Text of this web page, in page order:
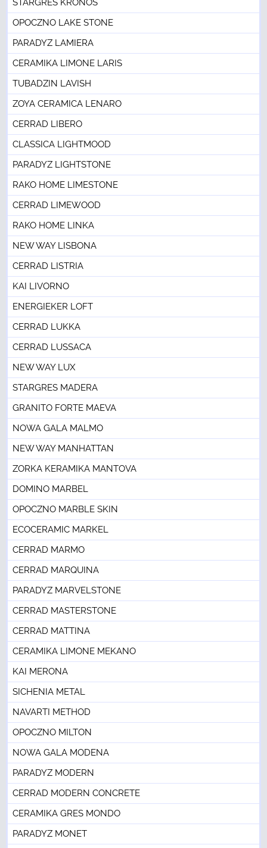
STARGRES KRONOS
OPOCZNO LAKE STONE
PARADYZ LAMIERA
CERAMIKA LIMONE LARIS
TUBADZIN LAVISH
ZOYA CERAMICA LENARO
CERRAD LIBERO
CLASSICA LIGHTMOOD
PARADYZ LIGHTSTONE
RAKO HOME LIMESTONE
CERRAD LIMEWOOD
RAKO HOME LINKA
NEW WAY LISBONA
CERRAD LISTRIA
KAI LIVORNO
ENERGIEKER LOFT
CERRAD LUKKA
CERRAD LUSSACA
NEW WAY LUX
STARGRES MADERA
GRANITO FORTE MAEVA
NOWA GALA MALMO
NEW WAY MANHATTAN
ZORKA KERAMIKA MANTOVA
DOMINO MARBEL
OPOCZNO MARBLE SKIN
ECOCERAMIC MARKEL
CERRAD MARMO
CERRAD MARQUINA
PARADYZ MARVELSTONE
CERRAD MASTERSTONE
CERRAD MATTINA
CERAMIKA LIMONE MEKANO
KAI MERONA
SICHENIA METAL
NAVARTI METHOD
OPOCZNO MILTON
NOWA GALA MODENA
PARADYZ MODERN
CERRAD MODERN CONCRETE
CERAMIKA GRES MONDO
PARADYZ MONET